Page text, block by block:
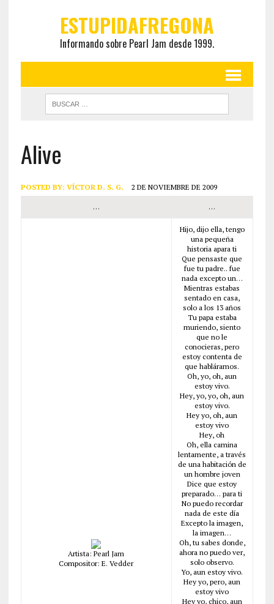
ESTUPIDAFREGONA
Informando sobre Pearl Jam desde 1999.
Alive
POSTED BY: VÍCTOR D. S. G. 2 DE NOVIEMBRE DE 2009
… …
Artista: Pearl Jam
Compositor: E. Vedder
Hijo, dijo ella, tengo
una pequeña
historia apara ti
Que pensaste que
fue tu padre.. fue
nada excepto un…
Mientras estabas
sentado en casa,
solo a los 13 años
Tu papa estaba
muriendo, siento
que no le
conocieras, pero
estoy contenta de
que habláramos.
Oh, yo, oh, aun
estoy vivo.
Hey, yo, yo, oh, aun
estoy vivo.
Hey yo, oh, aun
estoy vivo
Hey, oh
Oh, ella camina
lentamente, a través
de una habitación de
un hombre joven
Dice que estoy
preparado… para ti
No puedo recordar
nada de este día
Excepto la imagen,
la imagen…
Oh, tu sabes donde,
ahora no puedo ver,
solo observo.
Yo, aun estoy vivo.
Hey yo, pero, aun
estoy vivo
Hey yo, chico, aun